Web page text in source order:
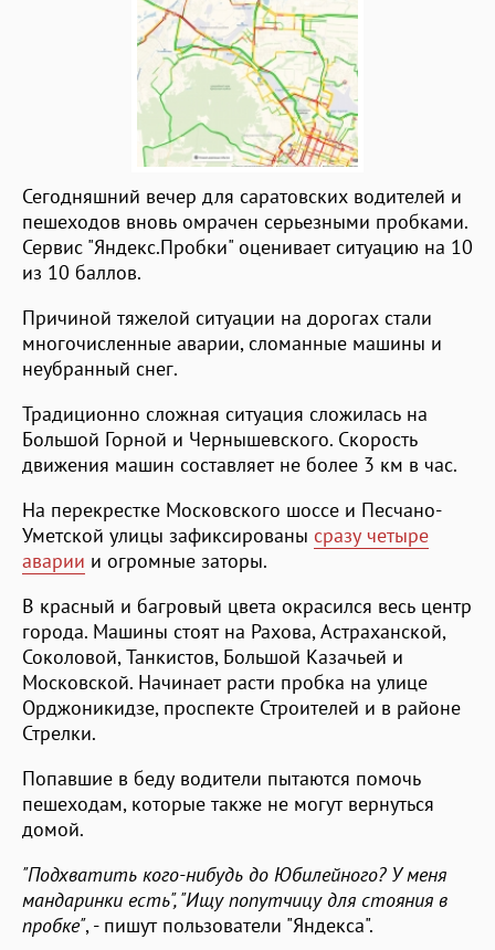
Сегодняшний вечер для саратовских водителей и
пешеходов вновь омрачен серьезными пробками.
Сервис "Яндекс.Пробки" оценивает ситуацию на 10
из 10 баллов.
Причиной тяжелой ситуации на дорогах стали
многочисленные аварии, сломанные машины и
неубранный снег.
Традиционно сложная ситуация сложилась на
Большой Горной и Чернышевского. Скорость
движения машин составляет не более 3 км в час.
На перекрестке Московского шоссе и Песчано-
Уметской улицы зафиксированы сразу четыре
аварии и огромные заторы.
В красный и багровый цвета окрасился весь центр
города. Машины стоят на Рахова, Астраханской,
Соколовой, Танкистов, Большой Казачьей и
Московской. Начинает расти пробка на улице
Орджоникидзе, проспекте Строителей и в районе
Стрелки.
Попавшие в беду водители пытаются помочь
пешеходам, которые также не могут вернуться
домой.
"Подхватить кого-нибудь до Юбилейного? У меня
мандаринки есть", "Ищу попутчицу для стояния в
пробке", - пишут пользователи "Яндекса".